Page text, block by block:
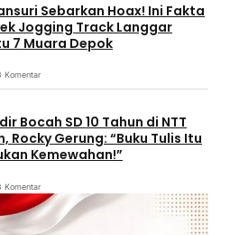
Sebarkan Hoax! Ini Fakta
Jogging Track Langgar
7 Muara Depok
Komentar
Bocah SD 10 Tahun di NTT
Rocky Gerung: “Buku Tulis Itu
Kemewahan!”
Komentar